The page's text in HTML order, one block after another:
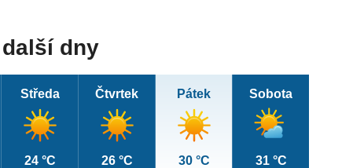
dny
Středa
24 °C
Čtvrtek
26 °C
Pátek
30 °C
Sobota
31 °C